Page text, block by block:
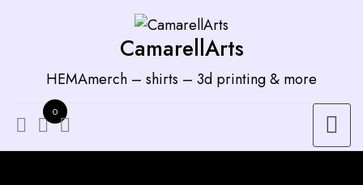
CamarellArts
HEMAmerch – shirts – 3d printing & more
0